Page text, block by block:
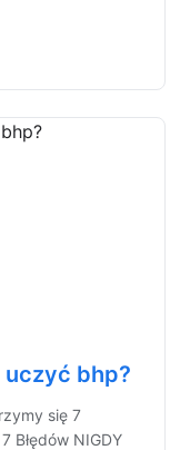
bhp?
się 7
Błędów NIGDY